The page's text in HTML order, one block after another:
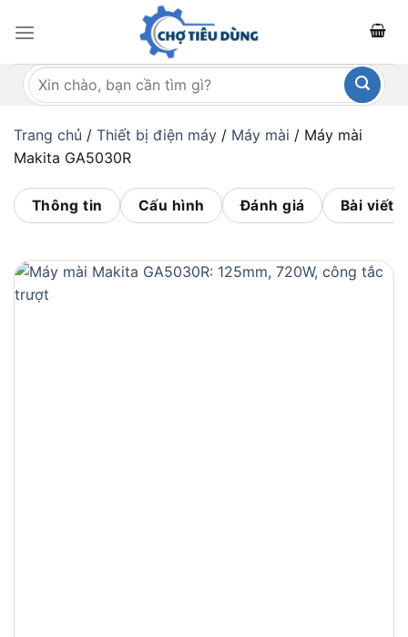
qua
dungTìm
kiếm:
Trang chủ / Thiết bị điện máy / Máy mài / Máy mài
Makita GA5030R
Thông tin Cấu hình Đánh giá Bài viết